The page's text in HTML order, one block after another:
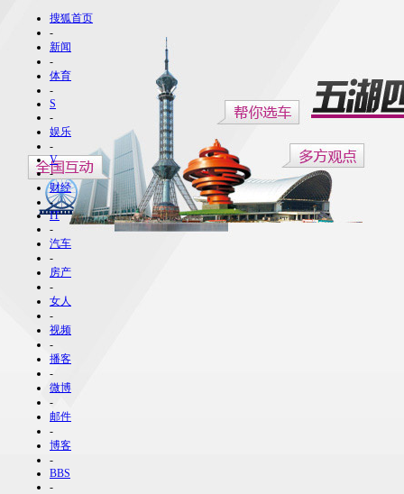
搜狐首页
-
新闻
-
体育
-
S
-
娱乐
-
V
-
财经
-
IT
-
汽车
-
房产
-
女人
-
视频
-
播客
-
微博
-
邮件
-
博客
-
BBS
-